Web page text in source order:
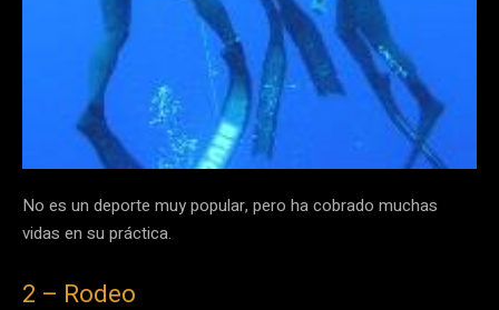
No es un deporte muy popular, pero ha cobrado muchas
vidas en su práctica.
2 – Rodeo